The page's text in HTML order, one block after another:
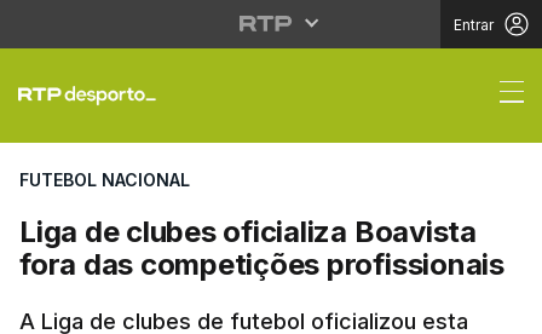
Entrar
Liga de clubes
FUTEBOL NACIONAL
Liga de clubes oficializa Boavista
fora das competições profissionais
A Liga de clubes de futebol oficializou esta